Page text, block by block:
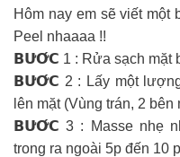
Hôm nay em sẽ viết một
Peel nhaaaa !!
𝗕𝗨̛𝗢̛́𝗖 1 : Rửa sạch mặt
𝗕𝗨̛𝗢̛́𝗖 2 : Lấy một
lên mặt (Vùng trán, 2 bên
𝗕𝗨̛𝗢̛́𝗖 3 : Masse nhẹ
trong ra ngoài 5p đến 10